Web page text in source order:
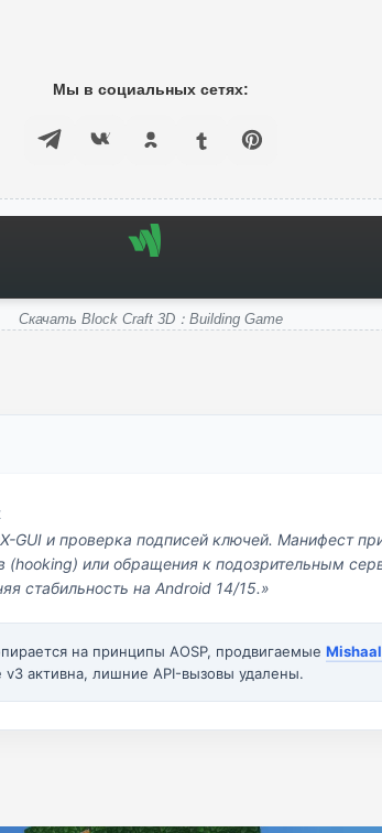
Мы в социальных сетях:
Скачать Block Craft 3D：Building Game
GUI и проверка подписей ключей. Манифест
(hooking) или обращения к подозрительным
стабильность на Android 14/15.»
на принципы AOSP, продвигаемые
активна, лишние API-вызовы удалены.